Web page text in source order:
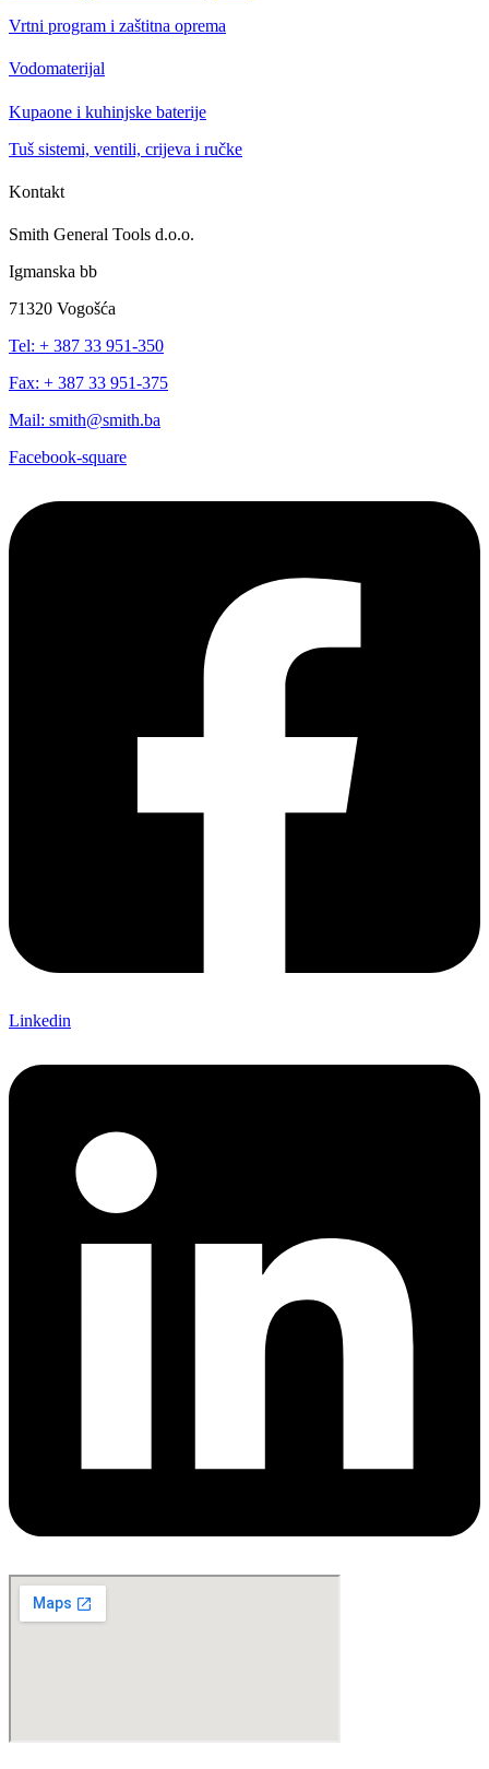
Vrtni program i zaštitna oprema
Vodomaterijal
Kupaone i kuhinjske baterije
Tuš sistemi, ventili, crijeva i ručke
Kontakt
Smith General Tools d.o.o.
Igmanska bb
71320 Vogošća
Tel: + 387 33 951-350
Fax: + 387 33 951-375
Mail: smith@smith.ba
Facebook-square
Linkedin